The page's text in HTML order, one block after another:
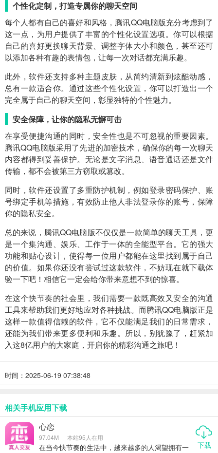
个性化定制，打造专属你的聊天空间
每个人都有自己的喜好和风格，腾讯QQ电脑版充分考虑到了
这一点，为用户提供了丰富的个性化设置选项。你可以根据
自己的喜好更换聊天背景、调整字体大小和颜色，甚至还可
以添加各种有趣的表情包，让每一次对话都充满乐趣。
此外，软件还支持多种主题皮肤，从简约清新到炫酷动感，
总有一款适合你。通过这些个性化设置，你可以打造出一个
完全属于自己的聊天空间，彰显独特的个性魅力。
安全保障，让你的隐私无懈可击
在享受便捷沟通的同时，安全性也是不可忽视的重要因素。
腾讯QQ电脑版采用了先进的加密技术，确保你的每一次聊天
内容都得到妥善保护。无论是文字消息、语音通话还是文件
传输，都不会被第三方窃取或篡改。
同时，软件还设置了多重防护机制，例如登录密码保护、账
号绑定手机等措施，有效防止他人非法登录你的账号，保障
你的隐私安全。
总的来说，腾讯QQ电脑版不仅仅是一款简单的聊天工具，更
是一个集沟通、娱乐、工作于一体的全能型平台。它的强大
功能和贴心设计，使得每一位用户都能在这里找到属于自己
的价值。如果你还没有尝试过这款软件，不妨现在就下载体
验一下吧！相信它一定会给你带来意想不到的惊喜。
在这个快节奏的社会里，我们需要一款既高效又安全的沟通
工具来帮助我们更好地应对各种挑战。而腾讯QQ电脑版正是
这样一款值得信赖的软件，它不仅能满足我们的日常需求，
还能为我们带来更多便利和乐趣。所以，别犹豫了，赶紧加
入这8亿用户的大家庭，开启你的精彩沟通之旅吧！
时间：2025-06-19 07:38:48
相关手机应用下载
心恋
97.04M 本站95 人在用
在当今快节奏的生活中，越来越多的人渴望拥有一
下载